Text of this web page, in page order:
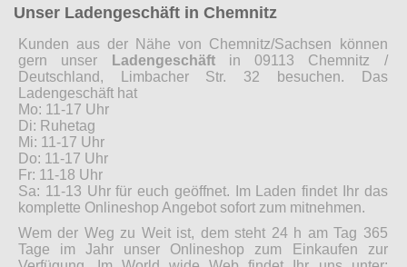
Unser Ladengeschäft in Chemnitz
Kunden aus der Nähe von Chemnitz/Sachsen können
gern unser
Ladengeschäftin 09113 Chemnitz /
Deutschland, Limbacher Str. 32 besuchen. Das
Ladengeschäft hat
Mo: 11-17 Uhr
Di: Ruhetag
Mi: 11-17 Uhr
Do: 11-17 Uhr
Fr: 11-18 Uhr
Sa: 11-13 Uhr für euch geöffnet. Im Laden findet Ihr das
komplette Onlineshop Angebot sofort zum mitnehmen.
Wem der Weg zu Weit ist, dem steht 24 h am Tag 365
Tage im Jahr unser Onlineshop zum Einkaufen zur